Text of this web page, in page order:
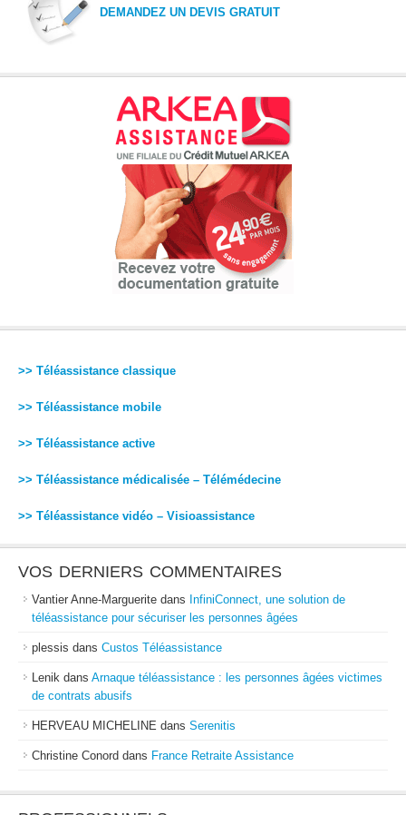
DEMANDEZ UN DEVIS GRATUIT
>> Téléassistance classique
>> Téléassistance mobile
>> Téléassistance active
>> Téléassistance médicalisée – Télémédecine
>> Téléassistance vidéo – Visioassistance
VOS DERNIERS COMMENTAIRES
Vantier Anne-Marguerite dans InfiniConnect, une solution de
téléassistance pour sécuriser les personnes âgées
plessis dans Custos Téléassistance
Lenik dans Arnaque téléassistance : les personnes âgées victimes
de contrats abusifs
HERVEAU MICHELINE dans Serenitis
Christine Conord dans France Retraite Assistance